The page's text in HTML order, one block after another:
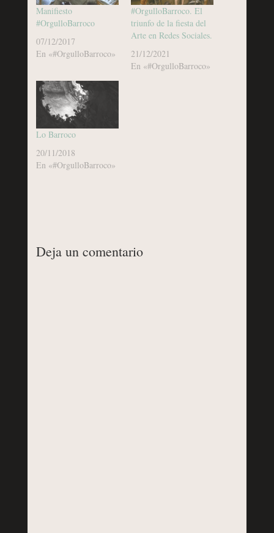
Manifiesto
#OrgulloBarroco
07/12/2017
En «#OrgulloBarroco»
#OrgulloBarroco. El
triunfo de la fiesta del
Arte en Redes Sociales.
21/12/2021
En «#OrgulloBarroco»
Lo Barroco
20/11/2018
En «#OrgulloBarroco»
Deja un comentario